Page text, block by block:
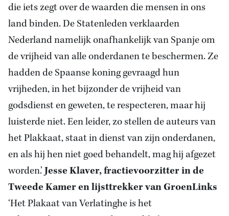
die iets zegt over de waarden die mensen in ons
land binden. De Statenleden verklaarden
Nederland namelijk onafhankelijk van Spanje om
de vrijheid van alle onderdanen te beschermen. Ze
hadden de Spaanse koning gevraagd hun
vrijheden, in het bijzonder de vrijheid van
godsdienst en geweten, te respecteren, maar hij
luisterde niet. Een leider, zo stellen de auteurs van
het Plakkaat, staat in dienst van zijn onderdanen,
en als hij hen niet goed behandelt, mag hij afgezet
worden.’Jesse Klaver, fractievoorzitter in de
Tweede Kamer en lijsttrekker van GroenLinks
‘Het Plakaat van Verlatinghe is het